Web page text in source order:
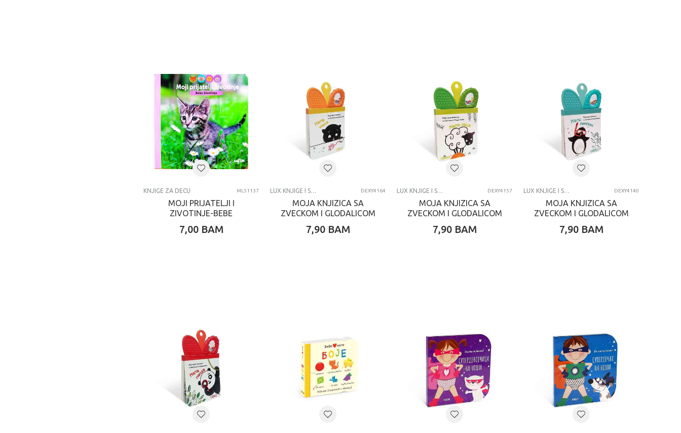
KNJIGE ZA DECU ML51137
MOJI PRIJATELJI I
ZIVOTINJE-BEBE
7,00 BAM
LUX KNJIGE I SPECIJALNA IZDANJA DEXY4164
MOJA KNJIZICA SA
ZVECKOM I GLODALICOM
7,90 BAM
LUX KNJIGE I SPECIJALNA IZDANJA DEXY4157
MOJA KNJIZICA SA
ZVECKOM I GLODALICOM
7,90 BAM
LUX KNJIGE I SPECIJALNA IZDANJA DEXY4140
MOJA KNJIZICA SA
ZVECKOM I GLODALICOM
7,90 BAM